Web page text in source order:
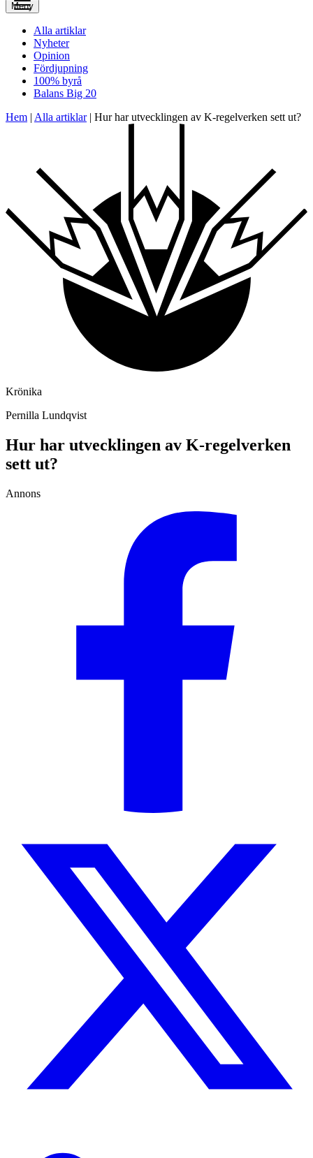
Meny
Alla artiklar
Nyheter
Opinion
Fördjupning
100% byrå
Balans Big 20
Hem | Alla artiklar| Hur har utvecklingen av K-regelverken sett ut?
Krönika
Pernilla Lundqvist
Hur har utvecklingen av K-regelverken
sett ut?
Annons